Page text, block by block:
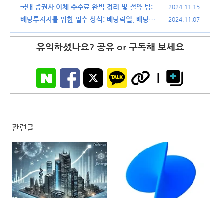
성 발사부터 중형 로켓까지
(3)
국내 증권사 이체 수수료 완벽 정리 및 절약 팁:
공모주 청약 환불금부터 무료 이체 활용법까지
2024.11.15
배당투자자를 위한 필수 상식: 배당락일, 배당기
2024.11.07
유익하셨나요? 공유 or 구독해 보세요
관련글